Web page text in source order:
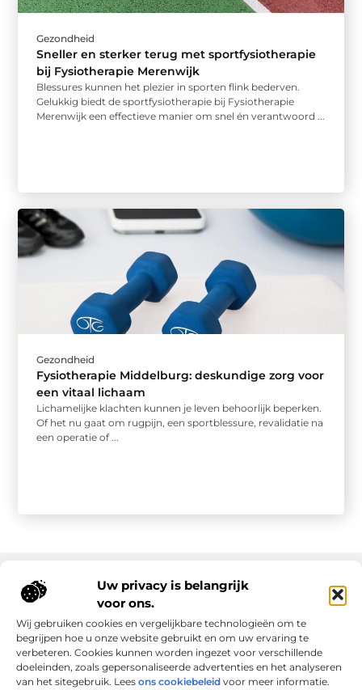
Uw privacy is belangrijk
voor ons.
Wij gebruiken cookies en vergelijkbare technologieën om te
begrijpen hoe u onze website gebruikt en om uw ervaring te
verbeteren. Cookies kunnen worden ingezet voor verschillende
doeleinden, zoals gepersonaliseerde advertenties en het analyseren
van het sitegebruik. Lees ons cookiebeleid voor meer informatie.
Gezondheid
Sneller en sterker terug met sportfysiotherapie
bij Fysiotherapie Merenwijk
Blessures kunnen het plezier in sporten flink bederven.
Gelukkig biedt de sportfysiotherapie bij Fysiotherapie
Merenwijk een effectieve manier om snel én verantwoord ...
Gezondheid
Fysiotherapie Middelburg: deskundige zorg voor
een vitaal lichaam
Lichamelijke klachten kunnen je leven behoorlijk beperken.
Of het nu gaat om rugpijn, een sportblessure, revalidatie na
een operatie of ...
Onze informatie